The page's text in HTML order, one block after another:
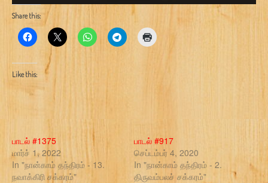
Share this:
Like this:
பாடல் #1375
மார்ச் 1, 2022
In "நான்காம் தந்திரம் - 13.
நவாக்கிரி சக்கரம்"
பாடல் #917
செப்டம்பர் 4, 2020
In "நான்காம் தந்திரம் - 2.
திருவம்பலச் சக்கரம்"